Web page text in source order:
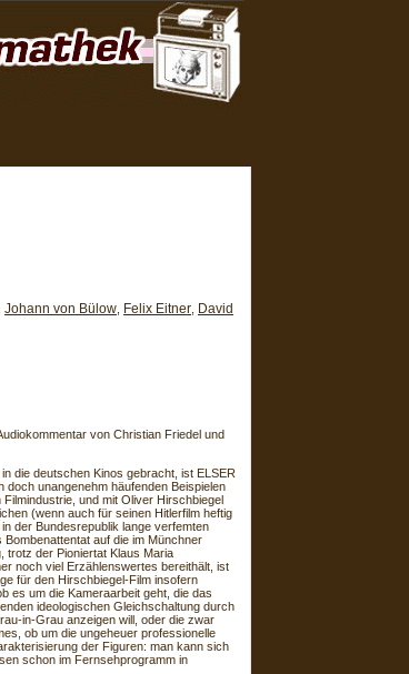
Johann von Bülow Felix Eitner David
von Christian Friedel und
die deutschen Kinos gebracht, ist ELSER
doch unangenehm häufenden Beispielen
und mit Oliver Hirschbiegel
(wenn auch für seinen Hitlerfilm heftig
der Bundesrepublik lange verfemten
auf die im Münchner
trotz der Pioniertat Klaus Maria
noch viel Erzählenswertes bereithält, ist
für den Hirschbiegel-Film insofern
es um die Kameraarbeit geht, die das
ideologischen Gleichschaltung durch
in-Grau anzeigen will, oder die zwar
ob um die ungeheuer professionelle
der Figuren: man kann sich
schon im Fernsehprogramm in